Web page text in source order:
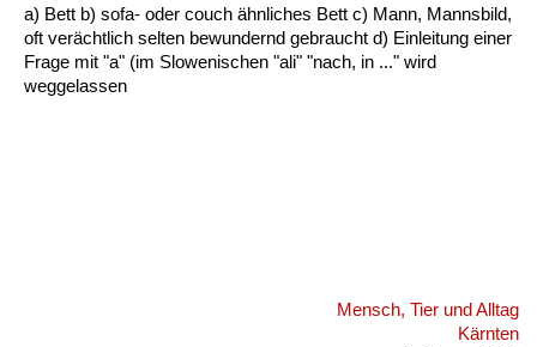
Fluchen und Reden
Mensch, Tier und Alltag
a) Bett b) sofa- oder couch ähnliches Bett c) Mann, Mannsbild,
oft verächtlich selten bewundernd gebraucht d) Einleitung einer
Frage mit "a" (im Slowenischen "ali" "nach, in ..." wird
weggelassen
Mensch, Tier und Alltag
Kärnten